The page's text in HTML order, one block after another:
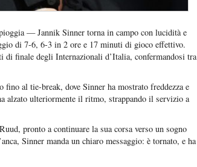
— Jannik Sinner torna in campo con lucidità e
di 7-6, 6-3 in 2 ore e 17 minuti di gioco effettivo.
di finale degli Internazionali d’Italia, confermandosi tra
al tie-break, dove Sinner ha mostrato freddezza e
alzato ulteriormente il ritmo, strappando il servizio a
pronto a continuare la sua corsa verso un sogno
Sinner manda un chiaro messaggio: è tornato, e ha